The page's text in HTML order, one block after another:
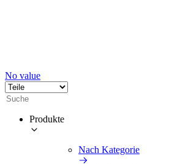
No value
Produkte
Nach Kategorie